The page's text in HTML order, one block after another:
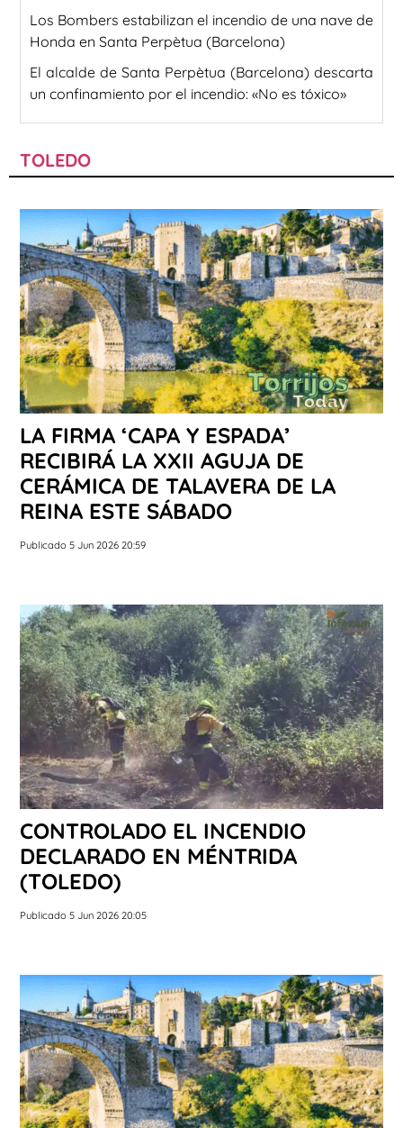
Los Bombers estabilizan el incendio de una nave de
Honda en Santa Perpètua (Barcelona)
El alcalde de Santa Perpètua (Barcelona) descarta
un confinamiento por el incendio: «No es tóxico»
TOLEDO
LA FIRMA ‘CAPA Y ESPADA’
RECIBIRÁ LA XXII AGUJA DE
CERÁMICA DE TALAVERA DE LA
REINA ESTE SÁBADO
Publicado 5 Jun 2026 20:59
CONTROLADO EL INCENDIO
DECLARADO EN MÉNTRIDA
(TOLEDO)
Publicado 5 Jun 2026 20:05